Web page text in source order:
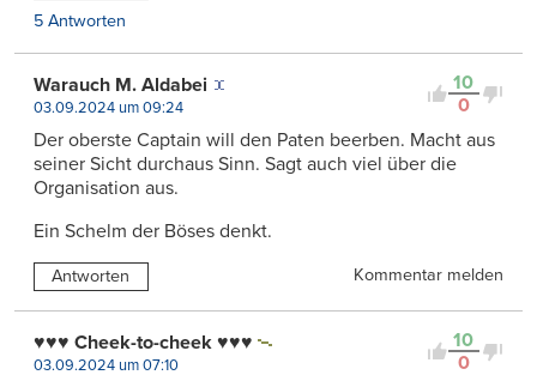
5 Antworten
10
0
Warauch M. Aldabei
03.09.2024 um 09:24
Der oberste Captain will den Paten beerben. Macht aus
seiner Sicht durchaus Sinn. Sagt auch viel über die
Organisation aus.
Ein Schelm der Böses denkt.
Antworten Kommentar melden
10
0
♥️♥️♥️ Cheek-to-cheek ♥️♥️♥️
03.09.2024 um 07:10